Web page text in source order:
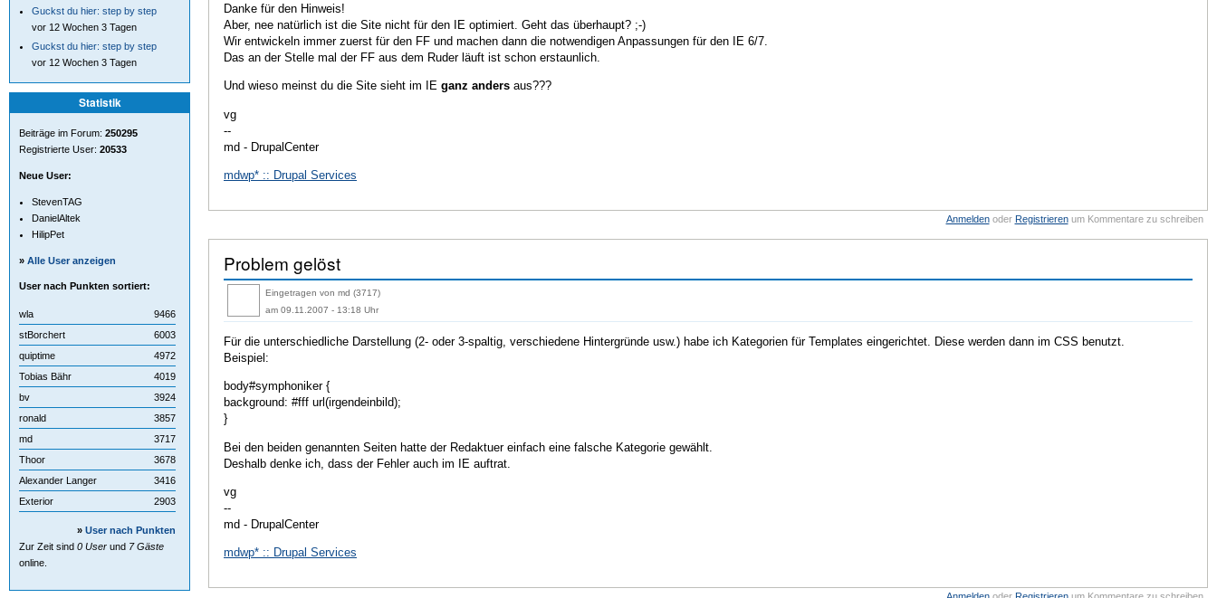
Danke für den Hinweis!
Aber, nee natürlich ist die Site nicht für den IE optimiert. Geht das überhaupt? ;-)
Wir entwickeln immer zuerst für den FF und machen dann die notwendigen Anpassungen für den IE 6/7.
Das an der Stelle mal der FF aus dem Ruder läuft ist schon erstaunlich.
Und wieso meinst du die Site sieht im IE ganz anders aus???
vg
--
md - DrupalCenter
mdwp* :: Drupal Services
Anmeldenoder Registrierenum Kommentare zu schreiben
Problem gelöst
Eingetragen von md (3717)
am 09.11.2007 - 13:18 Uhr
Für die unterschiedliche Darstellung (2- oder 3-spaltig, verschiedene Hintergründe usw.) habe ich Kategorien für Templates eingerichtet. Diese werden dann im CSS benutzt.
Beispiel:
body#symphoniker {
background: #fff url(irgendeinbild);
}
Bei den beiden genannten Seiten hatte der Redaktuer einfach eine falsche Kategorie gewählt.
Deshalb denke ich, dass der Fehler auch im IE auftrat.
vg
--
md - DrupalCenter
mdwp* :: Drupal Services
Guckst du hier: step by step
vor 12 Wochen 3 Tagen
Guckst du hier: step by step
vor 12 Wochen 3 Tagen
Statistik
Beiträge im Forum: 250295
Registrierte User: 20533
Neue User:
StevenTAG
DanielAltek
HilipPet
» Alle User anzeigen
User nach Punkten sortiert:
wla
9466
stBorchert
6003
quiptime
4972
Tobias Bähr
4019
bv
3924
ronald
3857
md
3717
Thoor
3678
Alexander Langer
3416
Exterior
2903
» User nach Punkten
Zur Zeit sind 0 User und 7 Gäste
online.